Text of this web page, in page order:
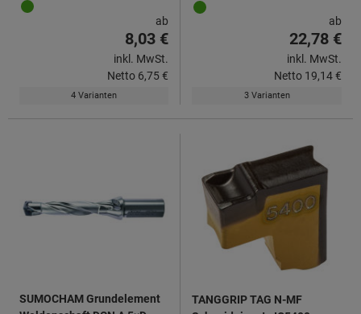
ab
8,03 €
inkl. MwSt.
Netto 6,75 €
4 Varianten
ab
22,78 €
inkl. MwSt.
Netto 19,14 €
3 Varianten
SUMOCHAM Grundelement
TANGGRIP TAG N-MF